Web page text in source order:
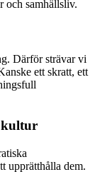
och samhällsliv.
Därför strävar vi
ett skratt, ett
kultur
upprätthålla dem.